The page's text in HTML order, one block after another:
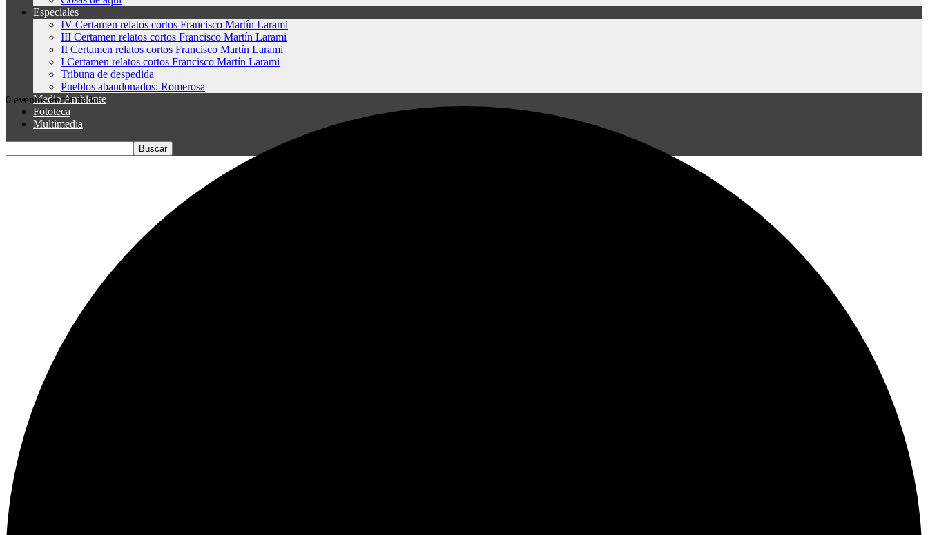
Especiales
IV Certamen relatos cortos Francisco Martín Larami
III Certamen relatos cortos Francisco Martín Larami
II Certamen relatos cortos Francisco Martín Larami
I Certamen relatos cortos Francisco Martín Larami
Tribuna de despedida
Pueblos abandonados: Romerosa
Medio Ambiente
Fototeca
Multimedia
0 eventos encontrados.